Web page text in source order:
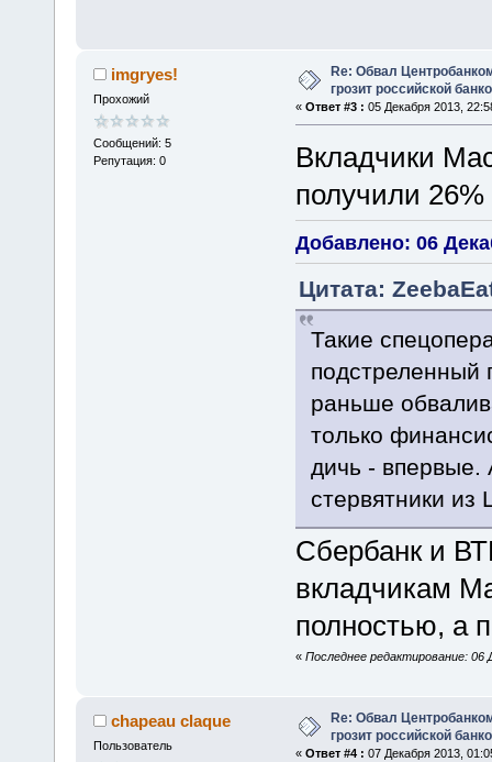
imgryes!
Прохожий
Сообщений: 5
Репутация: 0
Re: Обвал
грозит российской
« Ответ #3 : 05 Декабря 2013,
Вкладчики
получили 26%
Добавлено: 06
Цитата:
Такие
подстреленный
раньше
только
дичь - впервые.
стервятники
Сбербанк и
вкладчикам
полностью, а
« Последнее редактирование: 06
chapeau claque
Пользователь
Re: Обвал
грозит российской
« Ответ #4 : 07 Декабря 2013,